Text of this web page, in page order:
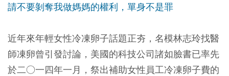
請不要剝奪我做媽媽的權利，單身不是罪
近年來年輕女性冷凍卵子話題正夯，名模林志玲找醫
師凍卵曾引發討論，美國的科技公司諸如臉書已率先
於二○一四年一月，祭出補助女性員工冷凍卵子費的